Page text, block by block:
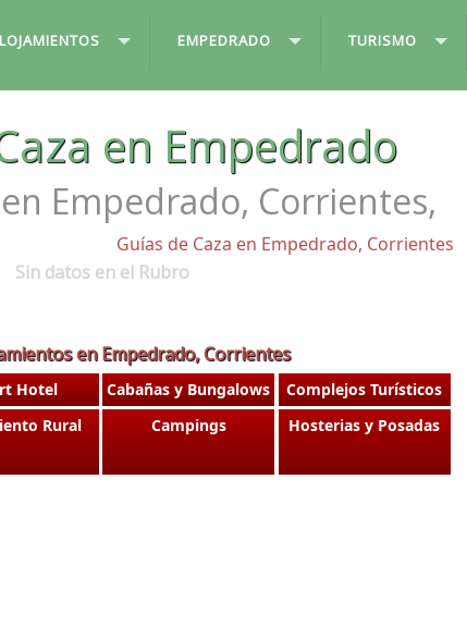
EMPEDRADO TURISMO
en Empedrado
Empedrado, Corrientes,
Guías de Caza en Empedrado, Corrientes
Sin datos en el Rubro
en Empedrado, Corrientes
Hotel Cabañas y Bungalows
Complejos Turísticos
Rural Campings Hosterias y Posadas